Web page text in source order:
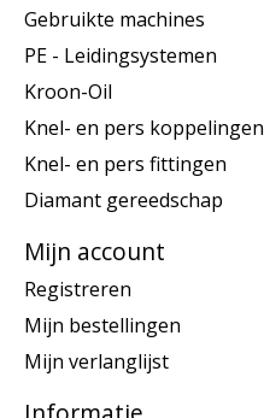
Gebruikte machines
PE - Leidingsystemen
Kroon-Oil
Knel- en pers koppelingen
Knel- en pers fittingen
Diamant gereedschap
Mijn account
Registreren
Mijn bestellingen
Mijn verlanglijst